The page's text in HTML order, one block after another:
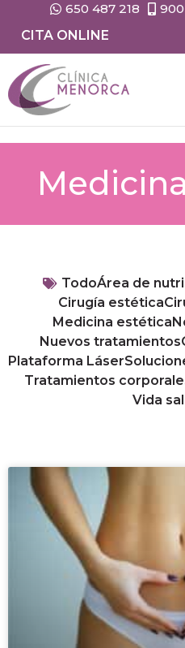
650 487 218
CITA ONLINE
TodoÁrea de
Cirugía estética
Medicina estética
Nuevos tratamientos
Plataforma Láser
Tratamientos
Vida